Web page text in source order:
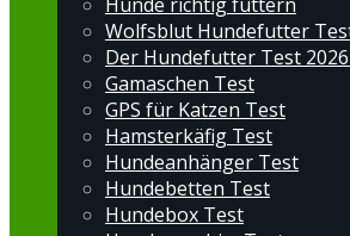
Wolfsblut Hundefutter
Der Hundefutter Test
Gamaschen Test
GPS für Katzen Test
Hamsterkäfig Test
Hundeanhänger Test
Hundebetten Test
Hundebox Test